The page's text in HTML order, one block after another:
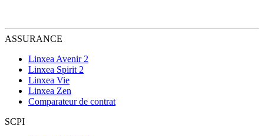
ASSURANCE
Linxea Avenir 2
Linxea Spirit 2
Linxea Vie
Linxea Zen
Comparateur de contrat
SCPI